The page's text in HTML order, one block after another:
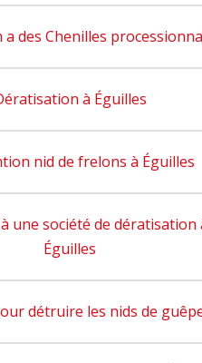
des Chenilles
à Éguilles
nid de frelons à Éguilles
une société de dératisation
Éguilles
détruire les nids de